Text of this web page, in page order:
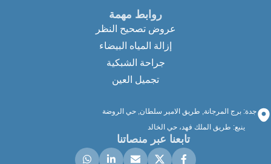
روابط مهمة
عروض تصحيح النظر
إزالة المياه البيضاء
جراحة الشبكية
تجميل العين
جدة: برج المرجانة, طريق الامير سلطان, حي الروضة
ينبع: طريق الملك فهد، حي الخالد
تابعنا عبر منصاتنا